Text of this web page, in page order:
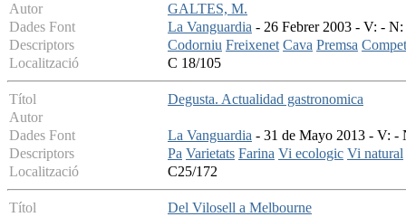
Autor
GALTES, M.
Dades Font
La Vanguardia - 26 Febrer 2003 - V: - N:
Descriptors
Codorniu Freixenet Cava Premsa
Localització
C 18/105
Títol
Degusta. Actualidad gastronomica
Autor
Dades Font
La Vanguardia - 31 de Mayo 2013 - V: -
Descriptors
Pa Varietats Farina Vi ecologic Vi natural
Localització
C25/172
Títol
Del Vilosell a Melbourne